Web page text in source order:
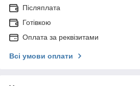
Післяплата
Готівкою
Оплата за реквізитами
Всі умови оплати